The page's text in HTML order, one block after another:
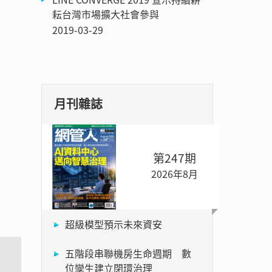
耘台灣市場擴大社會參與
2019-03-29
月刊雜誌
第247期
2026年8月
超級模型預示未來資安
五階段串聯機房生命週期 數
位孿生建立閉環治理